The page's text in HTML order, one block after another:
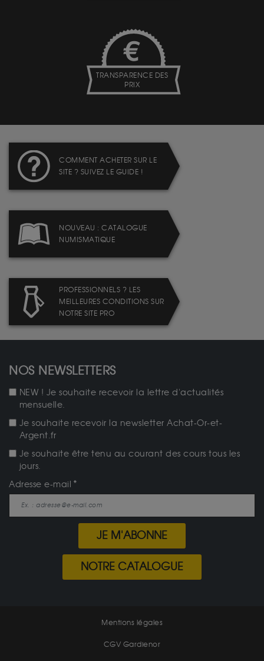
TRANSPARENCE DES
PRIX
COMMENT ACHETER SUR LE
SITE ? SUIVEZ LE GUIDE !
NOUVEAU : CATALOGUE
NUMISMATIQUE
PROFESSIONNELS ? LES
MEILLEURES CONDITIONS SUR
NOTRE SITE PRO
NOS NEWSLETTERS
NEW ! Je souhaite recevoir la lettre d'actualités
mensuelle.
Je souhaite recevoir la newsletter Achat-Or-et-
Argent.fr
Je souhaite être tenu au courant des cours tous les
jours.
Adresse e-mail
JE M'ABONNE
NOTRE CATALOGUE
Mentions légales
CGV Gardienor